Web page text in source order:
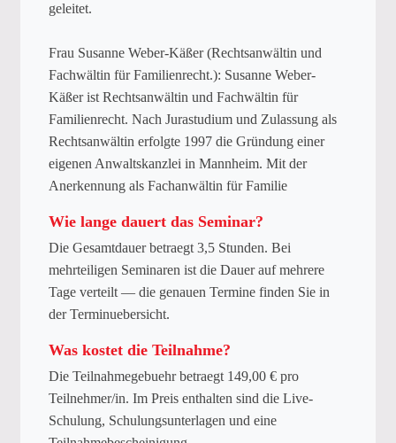
geleitet.
Frau Susanne Weber-Käßer (Rechtsanwältin und
Fachwältin für Familienrecht.): Susanne Weber-
Käßer ist Rechtsanwältin und Fachwältin für
Familienrecht. Nach Jurastudium und Zulassung als
Rechtsanwältin erfolgte 1997 die Gründung einer
eigenen Anwaltskanzlei in Mannheim. Mit der
Anerkennung als Fachanwältin für Familie
Wie lange dauert das Seminar?
Die Gesamtdauer betraegt 3,5 Stunden. Bei
mehrteiligen Seminaren ist die Dauer auf mehrere
Tage verteilt — die genauen Termine finden Sie in
der Terminuebersicht.
Was kostet die Teilnahme?
Die Teilnahmegebuehr betraegt 149,00 € pro
Teilnehmer/in. Im Preis enthalten sind die Live-
Schulung, Schulungsunterlagen und eine